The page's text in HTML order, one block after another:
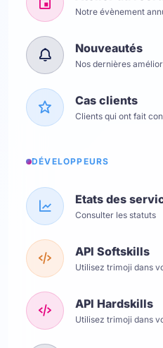
Notre évènement
Nouveautés
Nos dernières
Cas clients
Clients qui ont fait
DÉVELOPPEURS
Etats des
Consulter les statuts
API Softskills
Utilisez trimoji dans
API Hardskills
Utilisez trimoji dans